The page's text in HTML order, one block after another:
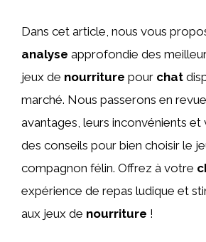
Dans cet article, nous vous
analyse approfondie des
jeux de nourriture pour chat
marché. Nous passerons en
avantages, leurs inconvénients et
des conseils pour bien choisir le
compagnon félin. Offrez à votre
expérience de repas ludique et
aux jeux de nourriture !